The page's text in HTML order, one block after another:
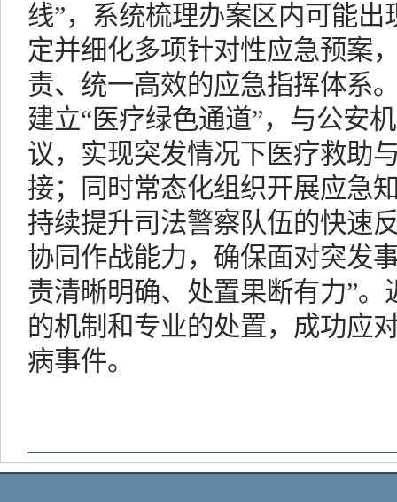
线”，系统梳理办案区内可能
定并细化多项针对性应急预案
责、统一高效的应急指挥体系
建立“医疗绿色通道”，与公安
议，实现突发情况下医疗救助
接；同时常态化组织开展应急
持续提升司法警察队伍的快速
协同作战能力，确保面对突发
责清晰明确、处置果断有力”
的机制和专业的处置，成功应
病事件。